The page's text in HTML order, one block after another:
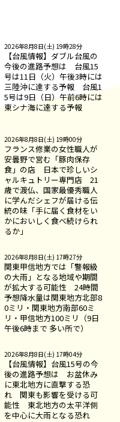
2026年8月8日(土) 19時28分
【台風情報】ダブル台風の
今後の進路予想は 台風15
号は11日（火）午後3時には
三陸沖に達する予報 台風1
5号は9日（日）午前6時には
東シナ海に達する予報
2026年8月8日(土) 19時00分
フランス修業の女性職人が
安曇野で営む「豚肉保存
食」の店 日本で珍しいシ
ャルキュトリー専門店 21
歳で渡仏、国家最優秀職人
に学んだシェフが届ける伝
統の味「手に届く食材をい
かにおいしく食べ続けられ
るか」
2026年8月8日(土) 17時27分
関東甲信地方では「警報級
の大雨」となる地域や期間
が拡大する可能性 24時間
予想降水量は関東地方北部8
0ミリ・関東地方南部60ミ
リ・甲信地方100ミリ（9日
午後6時まで 多い所で）
2026年8月8日(土) 17時04分
【台風情報】台風15号の今
後の進路予想は お盆休み
に東北地方に直撃する恐
れ 関東も影響を受ける可
能性 東北地方の太平洋側
を中心に大雨となる恐れ